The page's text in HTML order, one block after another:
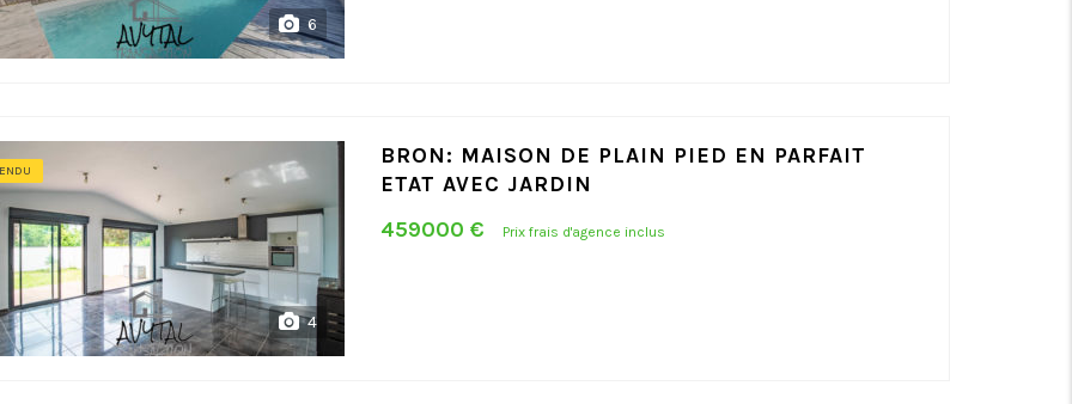
6
4
BRON: MAISON DE PLAIN PIED EN PARFAIT
ETAT AVEC JARDIN
459000 €
Prix frais d'agence inclus